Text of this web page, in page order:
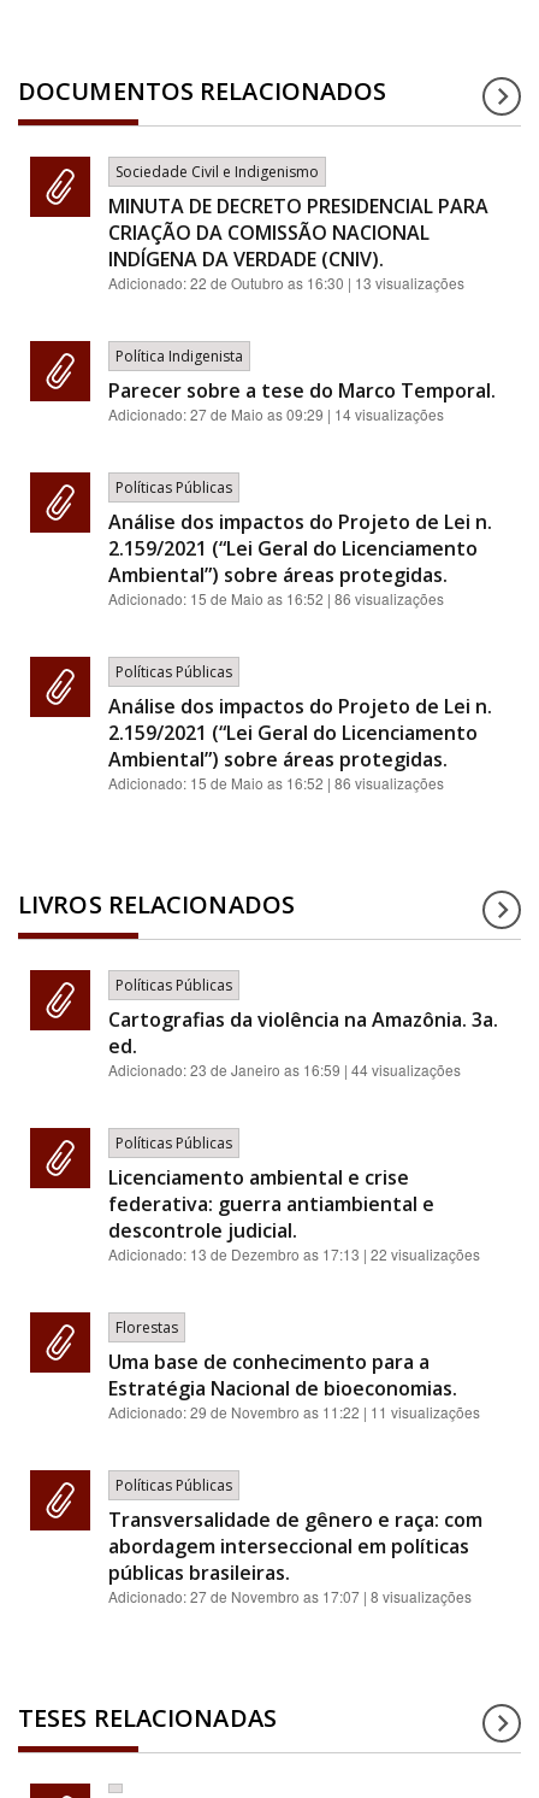
DOCUMENTOS RELACIONADOS
Sociedade Civil e Indigenismo
MINUTA DE DECRETO PRESIDENCIAL PARA
CRIAÇÃO DA COMISSÃO NACIONAL
INDÍGENA DA VERDADE (CNIV).
Adicionado:22 de Outubro as 16:30 | 13 visualizações
Política Indigenista
Parecer sobre a tese do Marco Temporal.
Adicionado:27 de Maio as 09:29 | 14 visualizações
Políticas Públicas
Análise dos impactos do Projeto de Lei n.
2.159/2021 (“Lei Geral do Licenciamento
Ambiental”) sobre áreas protegidas.
Adicionado: 15 de Maio as 16:52 | 86 visualizações
Políticas Públicas
Análise dos impactos do Projeto de Lei n.
2.159/2021 (“Lei Geral do Licenciamento
Ambiental”) sobre áreas protegidas.
Adicionado: 15 de Maio as 16:52 | 86 visualizações
LIVROS RELACIONADOS
Políticas Públicas
Cartografias da violência na Amazônia. 3a.
ed.
Adicionado:23 de Janeiro as 16:59 | 44 visualizações
Políticas Públicas
Licenciamento ambiental e crise
federativa: guerra antiambiental e
descontrole judicial.
Adicionado: 13 de Dezembro as 17:13 | 22 visualizações
Florestas
Uma base de conhecimento para a
Estratégia Nacional de bioeconomias.
Adicionado:29 de Novembro as 11:22 | 11 visualizações
Políticas Públicas
Transversalidade de gênero e raça: com
abordagem interseccional em políticas
públicas brasileiras.
Adicionado:27 de Novembro as 17:07 | 8 visualizações
TESES RELACIONADAS